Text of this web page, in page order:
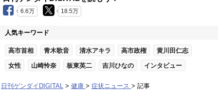
6.6万 18.5万
人気キーワード
高市首相 青木歌音 清水アキラ 高市政権 黄川田仁志
女性 山崎怜奈 板東英二 吉川ひなの インタビュー
日刊ゲンダイDIGITAL 健康 症状ニュース 記事